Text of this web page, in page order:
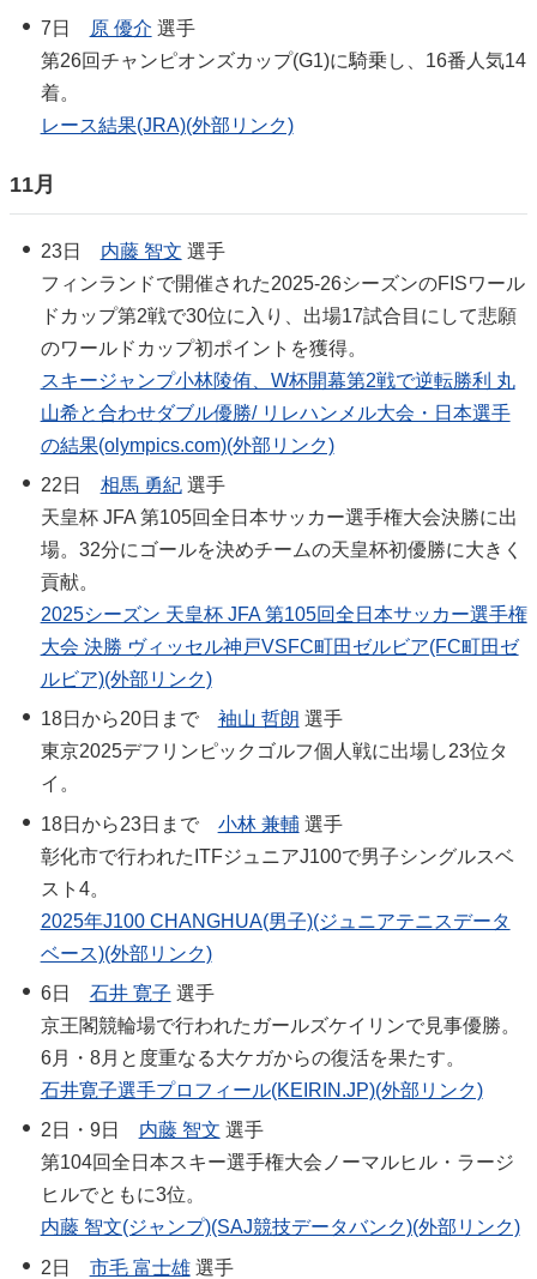
7日
原 優介 選手
第26回チャンピオンズカップ(G1)に騎乗し、16番人気14
着。
レース結果(JRA)(外部リンク)
11月
23日 内藤 智文 選手
フィンランドで開催された2025-26シーズンのFISワール
ドカップ第2戦で30位に入り、出場17試合目にして悲願
のワールドカップ初ポイントを獲得。
スキージャンプ小林陵侑、W杯開幕第2戦で逆転勝利 丸
山希と合わせダブル優勝/ リレハンメル大会・日本選手
の結果(olympics.com)(外部リンク)
22日 相馬 勇紀選手
天皇杯 JFA 第105回全日本サッカー選手権大会決勝に出
場。32分にゴールを決めチームの天皇杯初優勝に大きく
貢献。
2025シーズン 天皇杯 JFA 第105回全日本サッカー選手権
大会 決勝 ヴィッセル神戸VSFC町田ゼルビア(FC町田ゼ
ルビア)(外部リンク)
18日から20日まで 袖山 哲朗 選手
東京2025デフリンピックゴルフ個人戦に出場し23位タ
イ。
18日から23日まで 小林 兼輔選手
彰化市で行われたITFジュニアJ100で男子シングルスベ
スト4。
2025年J100 CHANGHUA(男子)(ジュニアテニスデータ
ベース)(外部リンク)
6日 石井 寛子 選手
京王閣競輪場で行われたガールズケイリンで見事優勝。
6月・8月と度重なる大ケガからの復活を果たす。
石井寛子選手プロフィール(KEIRIN.JP)(外部リンク)
2日・9日 内藤 智文 選手
第104回全日本スキー選手権大会ノーマルヒル・ラージ
ヒルでともに3位。
内藤 智文(ジャンプ)(SAJ競技データバンク)(外部リンク)
2日 市毛 富士雄選手